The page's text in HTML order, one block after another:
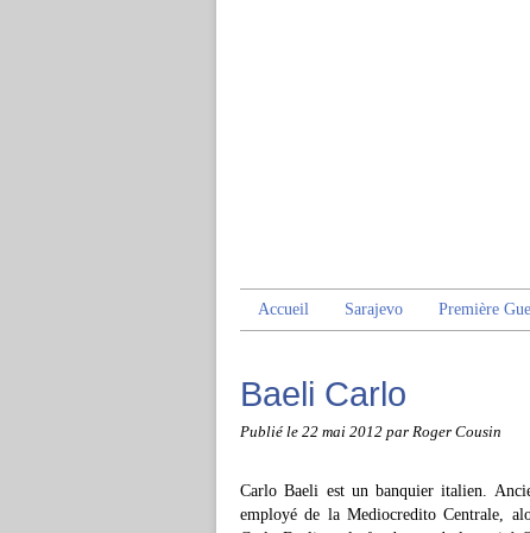
Accueil Sarajevo Première
Baeli Carlo
Publié le 22 mai 2012 par Roger Cousin
Carlo Baeli est un banquier italien.
employé de la Mediocredito Centrale,